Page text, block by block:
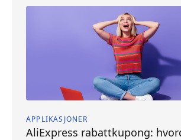
APPLIKASJONER
AliExpress rabattkupong: